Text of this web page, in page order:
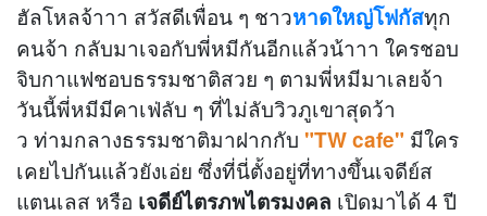
ฮัลโหลจ้าาา สวัสดีเพื่อน ๆ ชาวหาดใหญ่โฟกัสทุก
คนจ้า กลับมาเจอกับพี่หมีกันอีกแล้วน้าาา ใครชอบ
จิบกาแฟชอบธรรมชาติสวย ๆ ตามพี่หมีมาเลยจ้า
วันนี้พี่หมีมีคาเฟ่ลับ ๆ ที่ไม่ลับวิวภูเขาสุดว้า
ว ท่ามกลางธรรมชาติมาฝากกับ "TW cafe" มีใคร
เคยไปกันแล้วยังเอ่ย ซึ่งที่นี่ตั้งอยู่ที่ทางขึ้นเจดีย์ส
แตนเลส หรือ เจดีย์ไตรภพไตรมงคล เปิดมาได้ 4 ปี